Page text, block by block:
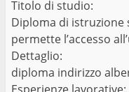
Titolo di studio:
Diploma di istruzione
permette l’accesso
Dettaglio:
diploma indirizzo